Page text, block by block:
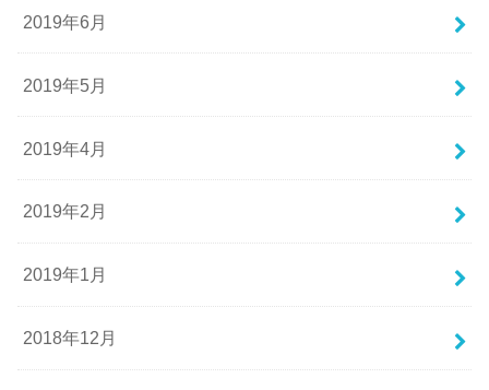
2019年6月
2019年5月
2019年4月
2019年2月
2019年1月
2018年12月